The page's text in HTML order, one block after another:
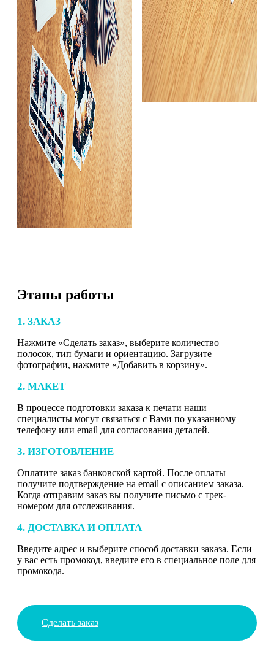
Этапы работы
1. ЗАКАЗ
Нажмите «Сделать заказ», выберите количество
полосок, тип бумаги и ориентацию. Загрузите
фотографии, нажмите «Добавить в корзину».
2. МАКЕТ
В процессе подготовки заказа к печати наши
специалисты могут связаться с Вами по указанному
телефону или email для согласования деталей.
3. ИЗГОТОВЛЕНИЕ
Оплатите заказ банковской картой. После оплаты
получите подтверждение на email с описанием заказа.
Когда отправим заказ вы получите письмо с трек-
номером для отслеживания.
4. ДОСТАВКА И ОПЛАТА
Введите адрес и выберите способ доставки заказа. Если
у вас есть промокод, введите его в специальное поле для
промокода.
Сделать заказ